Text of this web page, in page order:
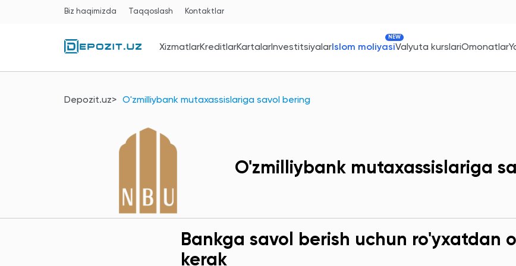
Biz haqimizda Taqqoslash Kontaktlar
XizmatlarKreditlarKartalarInvestitsiyalarIslom moliyasi
NEW
Valyuta kurslariOmonatlar
Depozit.uz O'zmilliybank mutaxassislariga savol bering
O'zmilliybank mutaxassislariga
Bankga savol berish uchun ro'yxatdan
kerak